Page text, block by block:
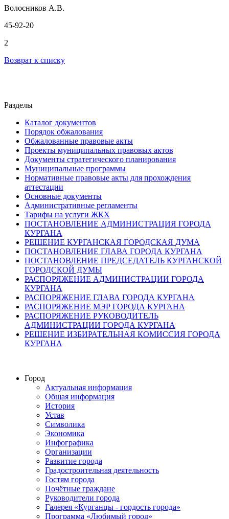
Волосников А.В.
45-92-20
2
Возврат к списку
Разделы
Каталог документов
Порядок обжалования
Обжалованные правовые акты
Проекты муниципальных правовых актов
Документы стратегического планирования
Муниципальные программы
Нормативные правовые акты для прохождения
аттестации
Основные документы
Административные регламенты
Тарифы на услуги ЖКХ
ПОСТАНОВЛЕНИЕ АДМИНИСТРАЦИЯ ГОРОДА
КУРГАНА
РЕШЕНИЕ КУРГАНСКАЯ ГОРОДСКАЯ ДУМА
ПОСТАНОВЛЕНИЕ ГЛАВА ГОРОДА КУРГАНА
ПОСТАНОВЛЕНИЕ ПРЕДСЕДАТЕЛЬ КУРГАНСКОЙ
ГОРОДСКОЙ ДУМЫ
РАСПОРЯЖЕНИЕ АДМИНИСТРАЦИИ ГОРОДА
КУРГАНА
РАСПОРЯЖЕНИЕ ГЛАВА ГОРОДА КУРГАНА
РАСПОРЯЖЕНИЕ МЭР ГОРОДА КУРГАНА
РАСПОРЯЖЕНИЕ РУКОВОДИТЕЛЬ
АДМИНИСТРАЦИИ ГОРОДА КУРГАНА
РЕШЕНИЕ ИЗБИРАТЕЛЬНАЯ КОМИССИЯ ГОРОДА
КУРГАНА
Город
Актуальная информация
Общая информация
История
Устав
Символика
Экономика
Инфографика
Организации
Развитие города
Градостроительная деятельность
Гостям города
Почётные граждане
Руководители города
Галерея «Курганцы - гордость города»
Программа «Любимый город»